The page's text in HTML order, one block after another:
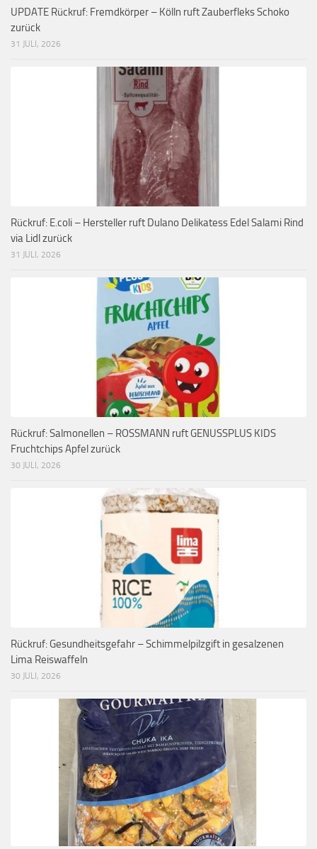
UPDATE Rückruf: Fremdkörper – Kölln ruft Zauberfleks Schoko
zurück
31 JULI, 2026
Rückruf: E.coli – Hersteller ruft Dulano Delikatess Edel Salami Rind
via Lidl zurück
31 JULI, 2026
Rückruf: Salmonellen – ROSSMANN ruft GENUSSPLUS KIDS
Fruchtchips Apfel zurück
30 JULI, 2026
Rückruf: Gesundheitsgefahr – Schimmelpilzgift in gesalzenen
Lima Reiswaffeln
30 JULI, 2026